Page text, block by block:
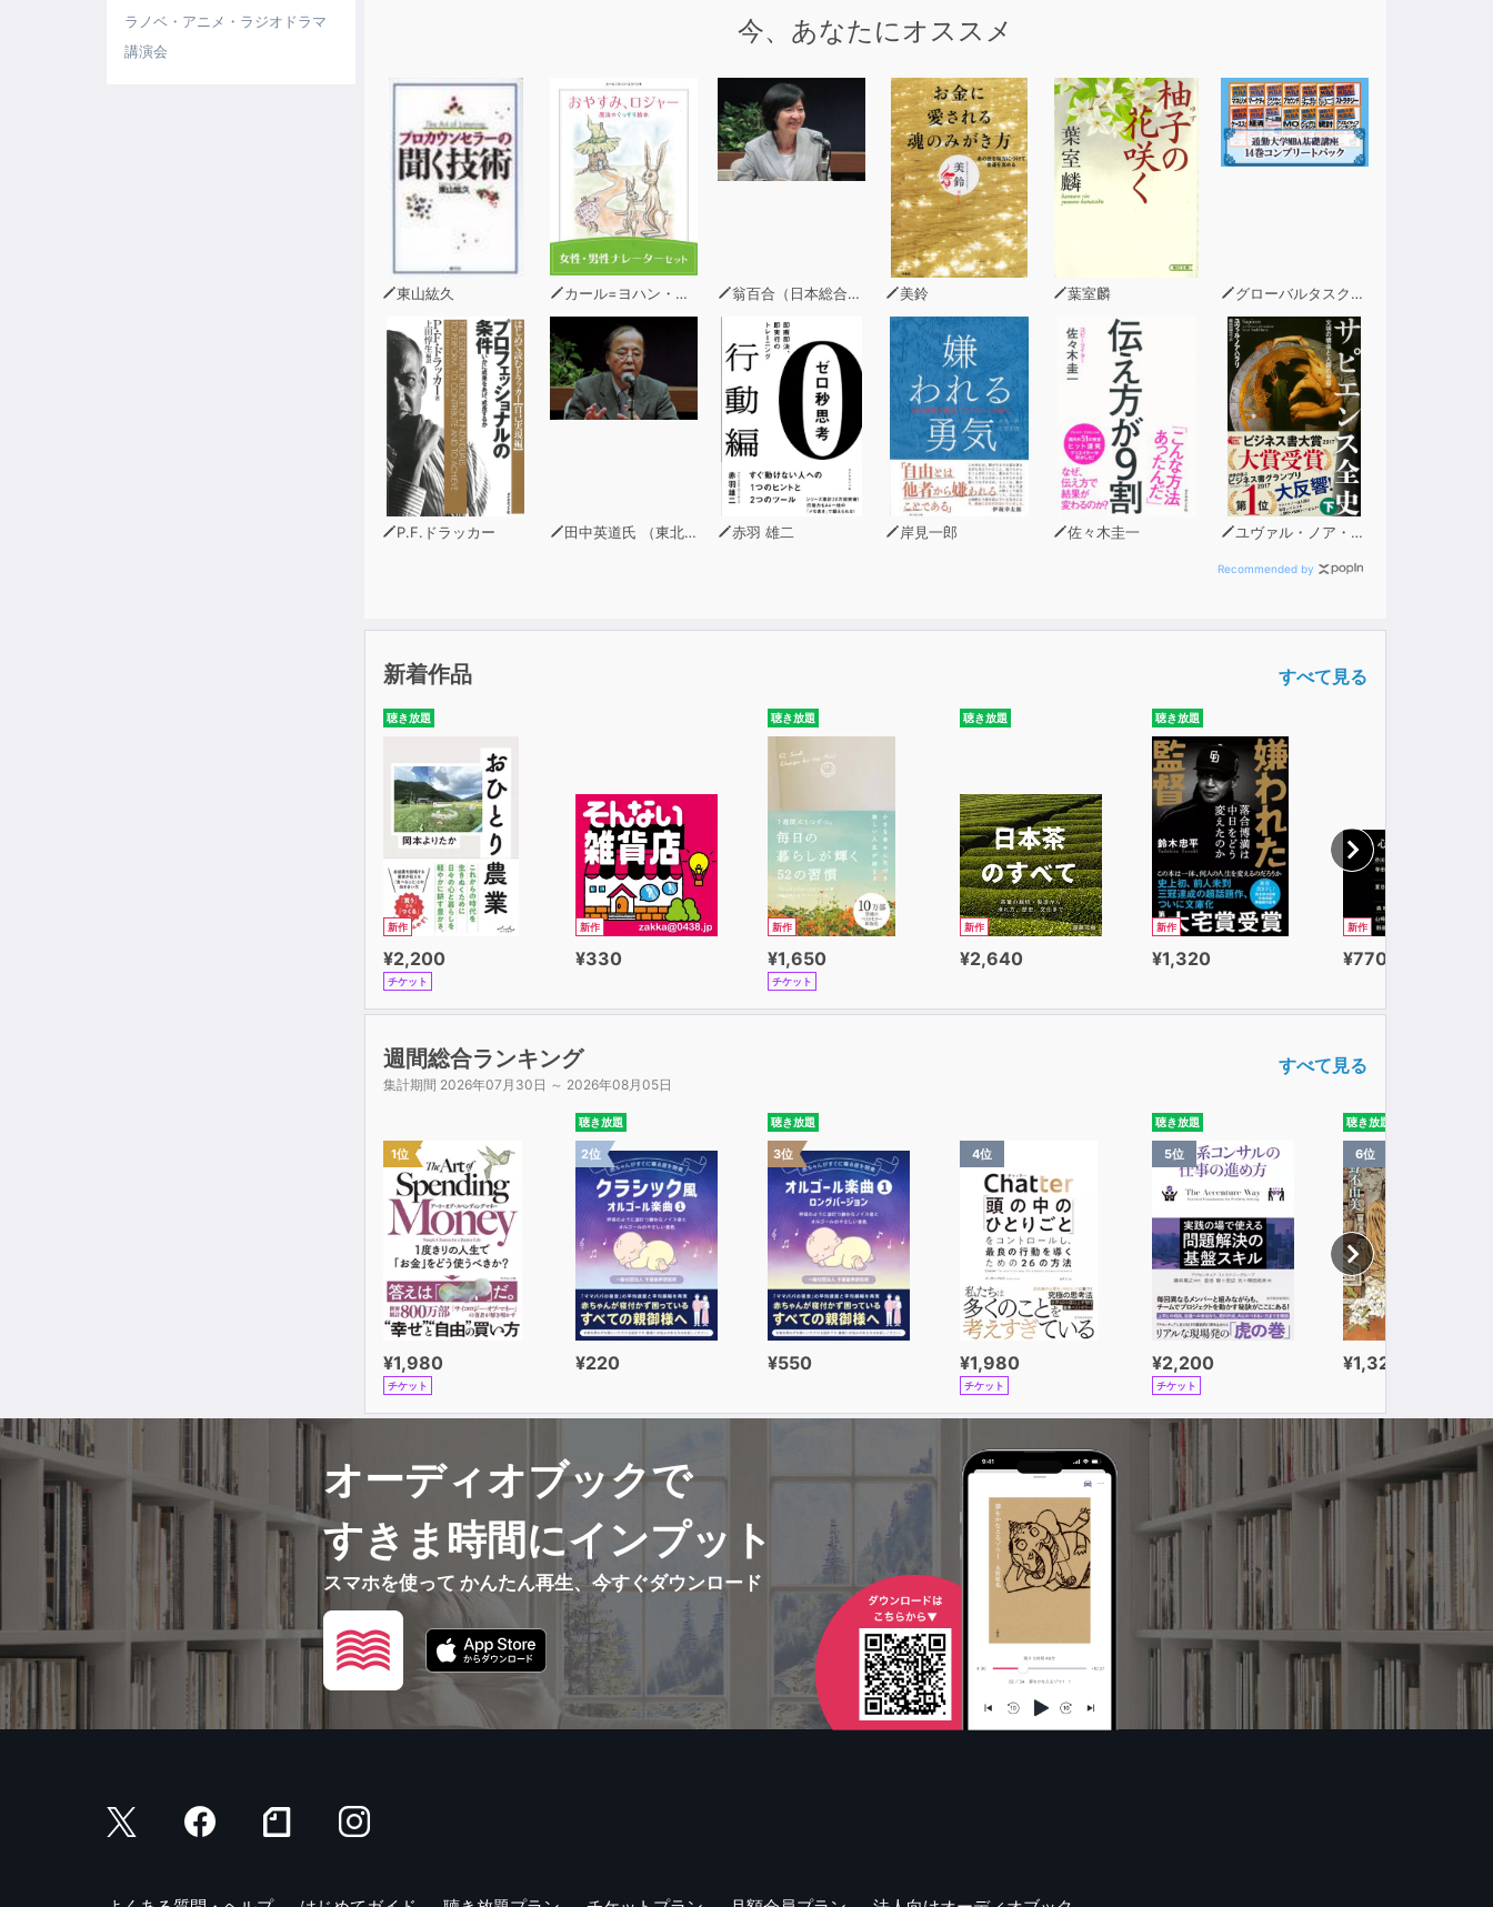
ラノベ・アニメ・ラジオドラマ
講演会
今、あなたにオススメ
東山紘久 カール=ヨハン・エリーン 翁百合（日本総合研究所理事） 美鈴 葉室麟 グローバルタスクフォース(著)
P.F.ドラッカー 田中英道氏 （東北大学名誉教授） 赤羽 雄二 岸見一郎 佐々木圭一 ユヴァル・ノア・ハラリ
Recommended by
新着作品 すべて見る
聴き放題
新作
¥2,200
チケット
新作
¥330
聴き放題
新作
¥1,650
チケット
聴き放題
新作
¥2,640
聴き放題
新作
¥1,320
新作
¥770
週間総合ランキング
集計期間 2026年07月30日 ～ 2026年08月05日
すべて見る
1位
¥1,980
チケット
聴き放題
2位
¥220
聴き放題
3位
¥550
4位
¥1,980
チケット
聴き放題
5位
¥2,200
チケット
聴き放題
6位
¥1,320
オーディオブックで
すきま時間にインプット
スマホを使って かんたん再生、今すぐダウンロード